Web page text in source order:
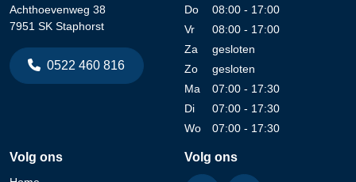
Achthoevenweg 38
7951 SK Staphorst
0522 460 816
Do
08:00 - 17:00
Vr
08:00 - 17:00
Za
gesloten
Zo
gesloten
Ma
07:00 - 17:30
Di
07:00 - 17:30
Wo
07:00 - 17:30
Volg ons Volg ons